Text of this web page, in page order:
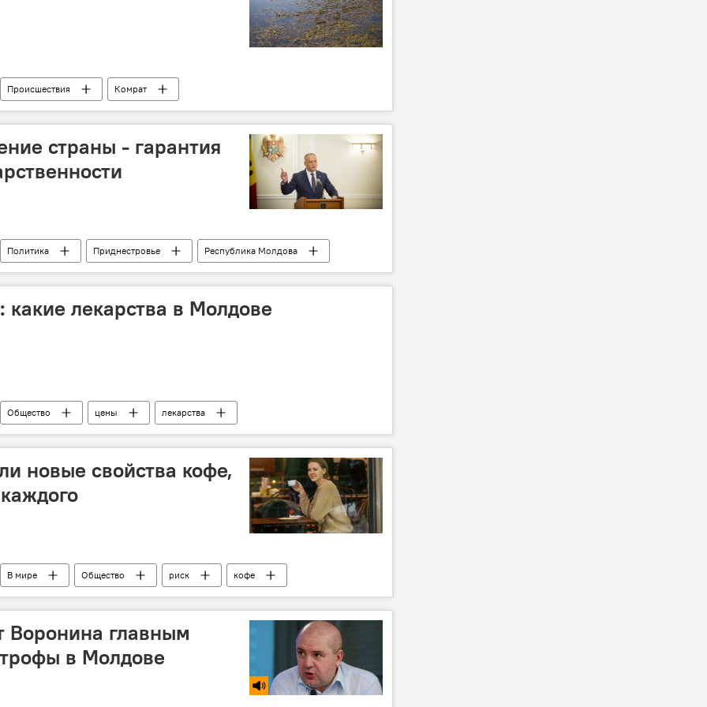
Происшествия
Комрат
ситуаций МВД РМ
гибель
автомобиль
страны - гарантия
Политика Приднестровье
Республика Молдова
государственность
реинтеграция
лекарства в Молдове
Общество цены
лекарства
новые свойства кофе,
В мире Общество риск
кофе
Воронина главным
в Молдове